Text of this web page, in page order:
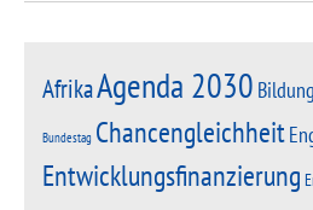
AfrikaAgenda 2030 Bildung
Bundestag Chancengleichheit
Entwicklungsfinanzierung